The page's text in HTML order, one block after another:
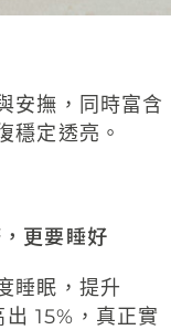
安撫，同 時富含
穩定透亮 。
更要睡好
睡眠，提升
15%，真正實